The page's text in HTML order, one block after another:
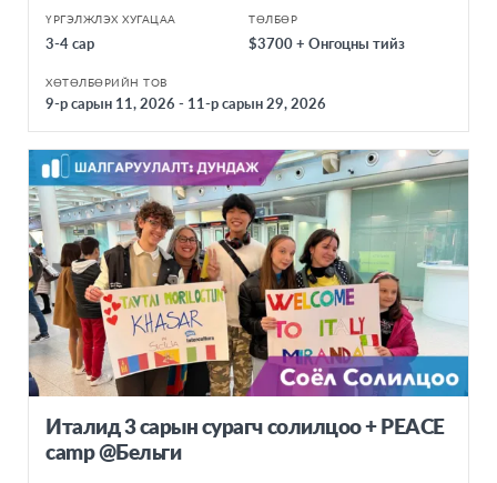
ҮРГЭЛЖЛЭХ ХУГАЦАА
3-4 сар
ТӨЛБӨР
$3700 + Онгоцны тийз
ХӨТӨЛБӨРИЙН ТОВ
9-р сарын 11, 2026 - 11-р сарын 29, 2026
Италид 3 сарын сурагч солилцоо + PEACE
camp @Бельги